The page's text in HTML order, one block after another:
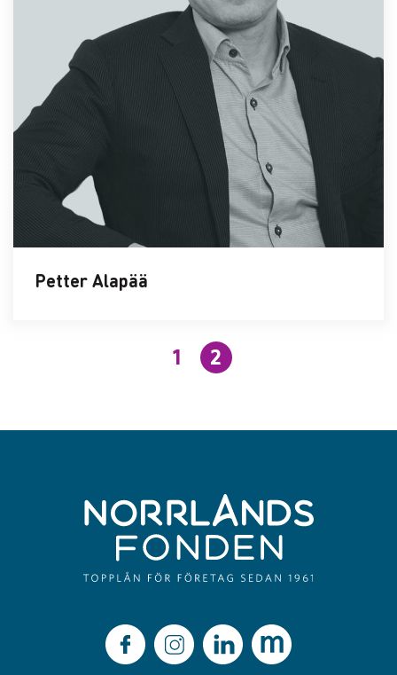
Petter Alapää
1 2